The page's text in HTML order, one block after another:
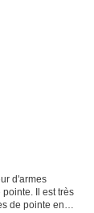
d'armes
Il est très
de pointe en